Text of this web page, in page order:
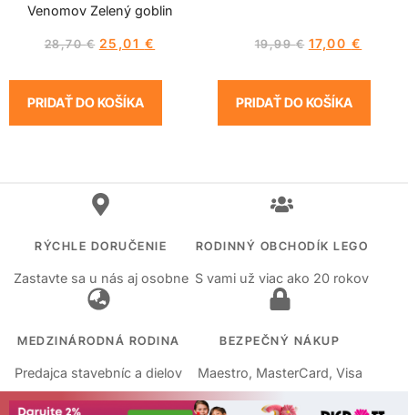
Venomov Zelený goblin
28,70€ 25,01 €
PRIDAŤ DO KOŠÍKA
19,99€ 17,00 €
PRIDAŤ DO KOŠÍKA
RÝCHLE DORUČENIE
Zastavte sa u nás aj osobne
RODINNÝ OBCHODÍK LEGO
S vami už viac ako 20 rokov
MEDZINÁRODNÁ RODINA
Predajca stavebníc a dielov
BEZPEČNÝ NÁKUP
Maestro, MasterCard, Visa